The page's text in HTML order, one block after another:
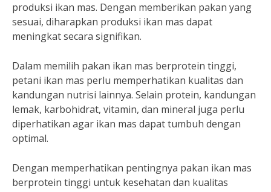
produksi ikan mas. Dengan memberikan pakan yang
sesuai, diharapkan produksi ikan mas dapat
meningkat secara signifikan.
Dalam memilih pakan ikan mas berprotein tinggi,
petani ikan mas perlu memperhatikan kualitas dan
kandungan nutrisi lainnya. Selain protein, kandungan
lemak, karbohidrat, vitamin, dan mineral juga perlu
diperhatikan agar ikan mas dapat tumbuh dengan
optimal.
Dengan memperhatikan pentingnya pakan ikan mas
berprotein tinggi untuk kesehatan dan kualitas